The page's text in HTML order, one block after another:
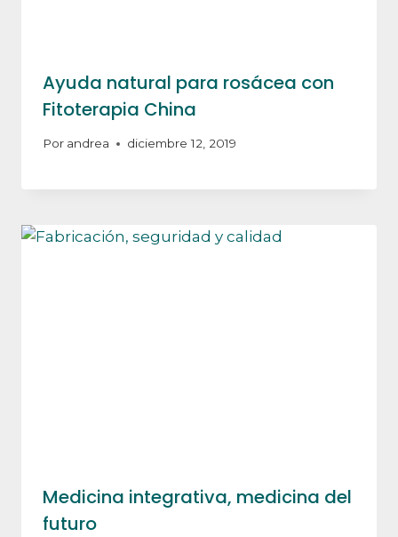
Ayuda natural para rosácea con
Fitoterapia China
Por andrea diciembre 12, 2019
Medicina integrativa, medicina del
futuro